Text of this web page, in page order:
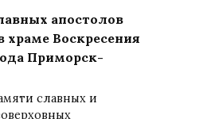
апостолов
храме Воскресения
Приморск-
славных и